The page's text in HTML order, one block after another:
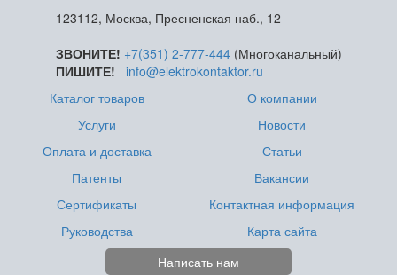
123112, Москва, Пресненская наб., 12
ЗВОНИТЕ! +7(351) 2-777-444(Многоканальный)
ПИШИТЕ!
info@elektrokontaktor.ru
Каталог товаров
Услуги
Оплата и доставка
Патенты
Сертификаты
Руководства
О компании
Новости
Статьи
Вакансии
Контактная информация
Карта сайта
Написать нам